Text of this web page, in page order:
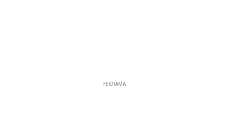
РЕКЛАМА